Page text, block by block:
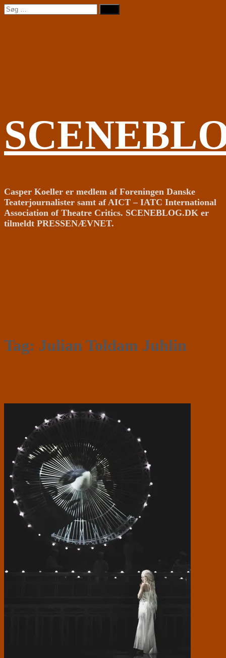
Videre
til
Søg
efter:
Casper Koeller er medlem af Foreningen Danske
Teaterjournalister samt af AICT – IATC International
Association of Theatre Critics. SCENEBLOG.DK er
tilmeldt PRESSENÆVNET.
Tag: Julian Toldam Juhlin